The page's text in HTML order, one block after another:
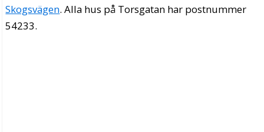
Skogsvägen. Alla hus på Torsgatan har postnummer
54233.